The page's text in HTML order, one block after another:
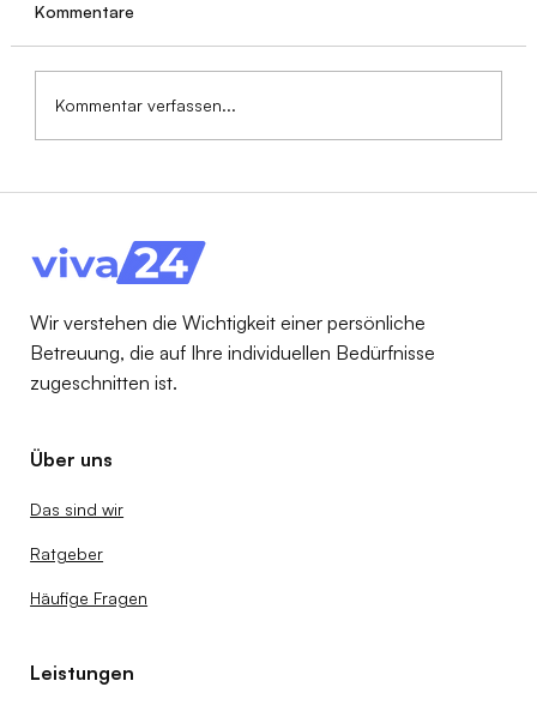
Pflegegrade im Überblick: Leistungen,
(2025/2026)
Kommentare
Kommentar verfassen...
Wir verstehen die Wichtigkeit einer persönliche
Betreuung, die auf Ihre individuellen Bedürfnisse
zugeschnitten ist.
Über uns
Das sind wir
Ratgeber
Häufige Fragen
Leistungen